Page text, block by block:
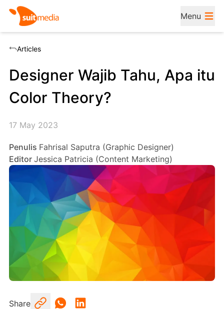
Menu
Articles
Designer Wajib Tahu, Apa itu
Color Theory?
17 May 2023
Penulis Fahrisal Saputra (Graphic Designer)
Editor Jessica Patricia (Content Marketing)
Share